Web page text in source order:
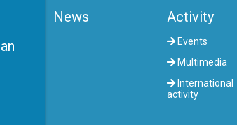
News Activity
Events
Multimedia
International
activity